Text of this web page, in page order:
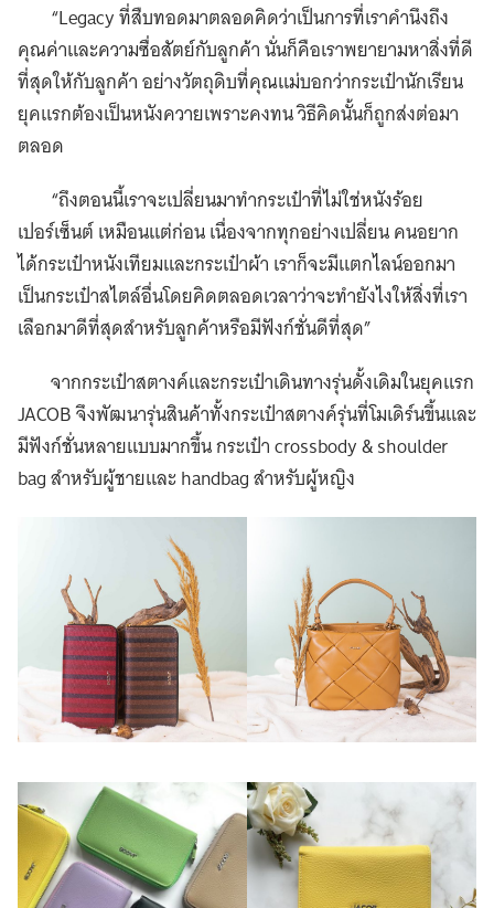
“Legacy ที่สืบทอดมาตลอดคิดว่าเป็นการที่เราคำนึงถึง
คุณค่าและความซื่อสัตย์กับลูกค้า นั่นก็คือเราพยายามหาสิ่งที่ดี
ที่สุดให้กับลูกค้า อย่างวัตถุดิบที่คุณแม่บอกว่ากระเป๋านักเรียน
ยุคแรกต้องเป็นหนังควายเพราะคงทน วิธีคิดนั้นก็ถูกส่งต่อมา
ตลอด
“ถึงตอนนี้เราจะเปลี่ยนมาทำกระเป๋าที่ไม่ใช่หนังร้อย
เปอร์เซ็นต์ เหมือนแต่ก่อน เนื่องจากทุกอย่างเปลี่ยน คนอยาก
ได้กระเป๋าหนังเทียมและกระเป๋าผ้า เราก็จะมีแตกไลน์ออกมา
เป็นกระเป๋าสไตล์อื่นโดยคิดตลอดเวลาว่าจะทำยังไงให้สิ่งที่เรา
เลือกมาดีที่สุดสำหรับลูกค้าหรือมีฟังก์ชั่นดีที่สุด”
จากกระเป๋าสตางค์และกระเป๋าเดินทางรุ่นดั้งเดิมในยุคแรก
JACOB จึงพัฒนารุ่นสินค้าทั้งกระเป๋าสตางค์รุ่นที่โมเดิร์นขึ้นและ
มีฟังก์ชั่นหลายแบบมากขึ้น กระเป๋า crossbody & shoulder
bag สำหรับผู้ชายและ handbag สำหรับผู้หญิง